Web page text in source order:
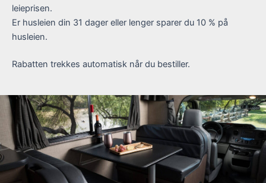
leieprisen.
Er husleien din 31 dager eller lenger sparer du 10 % på
husleien.
Rabatten trekkes automatisk når du bestiller.